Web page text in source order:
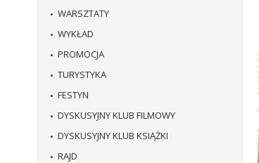
WARSZTATY
WYKŁAD
PROMOCJA
TURYSTYKA
FESTYN
DYSKUSYJNY KLUB FILMOWY
DYSKUSYJNY KLUB KSIĄŻKI
RAJD